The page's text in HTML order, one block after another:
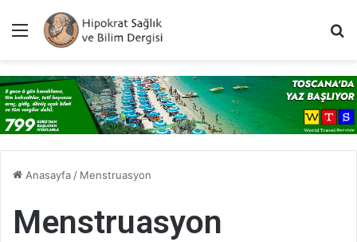
Menü
Anasayfa / Menstruasyon
Menstruasyon